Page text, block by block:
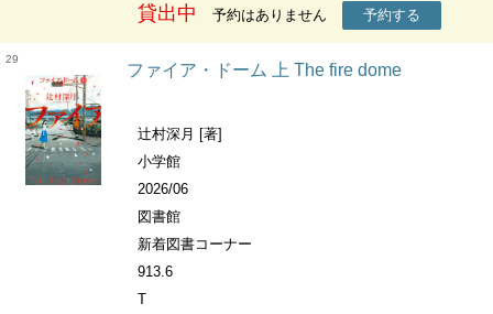
貸出中 予約はありません 予約する
29
ファイア・ドーム 上 The fire dome
辻村深月 [著]
小学館
2026/06
図書館
新着図書コーナー
913.6
T